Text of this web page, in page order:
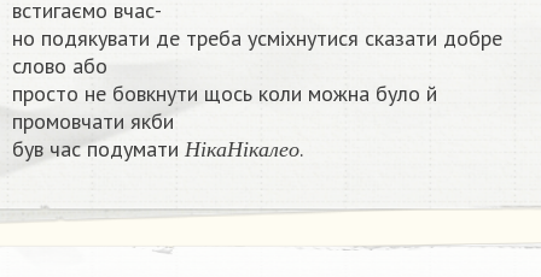
встигаємо вчас-
но подякувати де треба усміхнутися сказати добре
слово або
просто не бовкнути щось коли можна було й
промовчати якби
був час подумати
Н і ка Н і кал е о .​